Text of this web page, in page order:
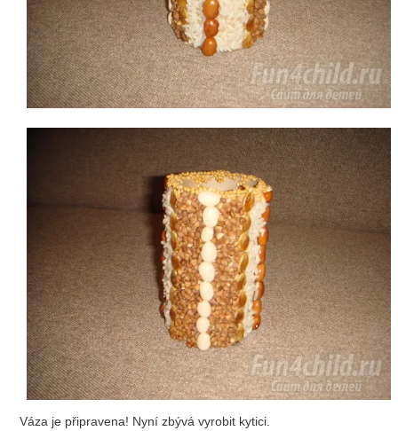
Váza je připravena! Nyní zbývá vyrobit kytici.